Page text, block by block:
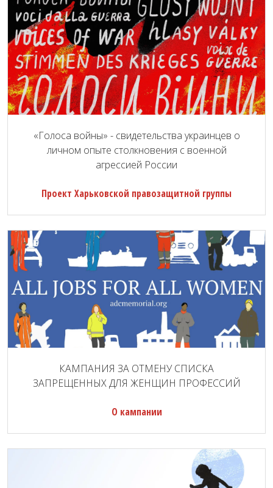
«Голоса войны» - свидетельства украинцев о
личном опыте столкновения с военной
агрессией России
Проект Харьковской правозащитной группы
КАМПАНИЯ ЗА ОТМЕНУ СПИСКА
ЗАПРЕЩЕННЫХ ДЛЯ ЖЕНЩИН ПРОФЕССИЙ
О кампании